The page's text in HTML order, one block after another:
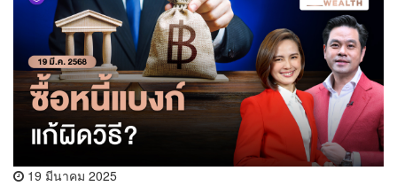
19 มีนาคม 2025